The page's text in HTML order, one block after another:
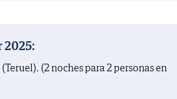
2025:
(2 noches para 2 personas en